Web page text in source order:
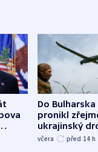
Do Bulharska
pronikl
ukrajinský
explodoval
včera před 14 h